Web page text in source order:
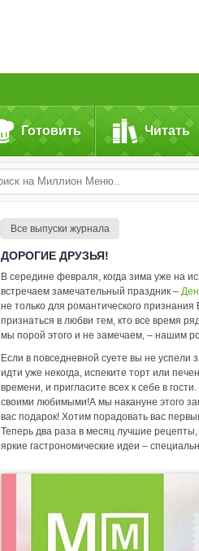
Готовить Читать
Все выпуски журнала
ДОРОГИЕ ДРУЗЬЯ!
В середине февраля, когда зима уже на
встречаем замечательный праздник –
не только для романтического
признаться в любви тем, кто все время
мы порой этого и не замечаем, – нашим
Если в повседневной суете вы не успели
идти уже некогда, испеките торт или
времени, и пригласите всех к себе в
своими любимыми!А мы накануне этого
вас подарок! Хотим порадовать вас
Теперь два раза в месяц лучшие
яркие гастрономические идеи –